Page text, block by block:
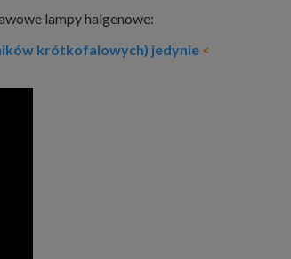
lampy halgenowe:
krótkofalowych) jedynie <